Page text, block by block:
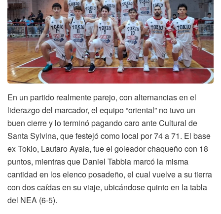
En un partido realmente parejo, con alternancias en el
liderazgo del marcador, el equipo “oriental” no tuvo un
buen cierre y lo terminó pagando caro ante Cultural de
Santa Sylvina, que festejó como local por 74 a 71. El base
ex Tokio, Lautaro Ayala, fue el goleador chaqueño con 18
puntos, mientras que Daniel Tabbia marcó la misma
cantidad en los elenco posadeño, el cual vuelve a su tierra
con dos caídas en su viaje, ubicándose quinto en la tabla
del NEA (6-5).